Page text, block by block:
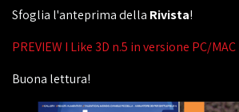
Sfoglia l'anteprima della Rivista!
PREVIEW I Like 3D n.5 in versione PC/MAC
Buona lettura!